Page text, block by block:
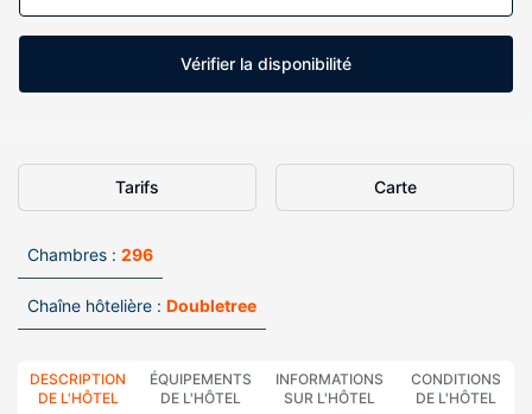
Vérifier la disponibilité
Tarifs Carte
Chambres : 296
Chaîne hôtelière : Doubletree
DESCRIPTION
DE L'HÔTEL
ÉQUIPEMENTS
DE L'HÔTEL
INFORMATIONS
SUR L'HÔTEL
CONDITIONS
DE L'HÔTEL